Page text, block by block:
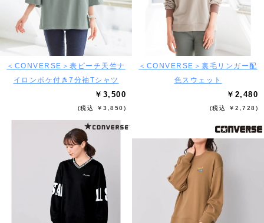
＜CONVERSE＞表ピーチ天竺ナ
イロンポケ付き7分袖Tシャツ
￥3,500
(税込 ￥3,850)
＜CONVERSE＞裏毛リンガー配
色スウェット
￥2,480
(税込 ￥2,728)